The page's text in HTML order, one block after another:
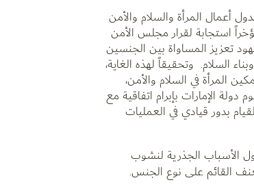
أعمال المرأة والسلام والأمن
استجابة لقرار مجلس الأمن
جهود تعزيز المساواة بين الجنسين
السلام. وتحقيقاً لهذه الغاية،
المرأة في السلام والأمن،
الإمارات بإبرام اتفاقية مع
بدور قيادي في العمليات
الأسباب الجذرية لنشوب
القائم على نوع الجنس.